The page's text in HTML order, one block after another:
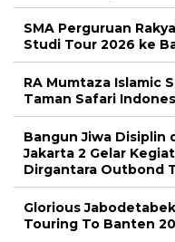
SMA Perguruan
Studi Tour 2026 ke
RA Mumtaza Islamic
Taman Safari
Bangun Jiwa Disiplin
Jakarta 2 Gelar
Dirgantara Outbond
Glorious
Touring To Banten